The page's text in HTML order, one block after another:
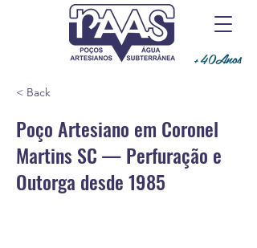
+40Anos
< Back
Poço Artesiano em Coronel
Martins SC — Perfuração e
Outorga desde 1985